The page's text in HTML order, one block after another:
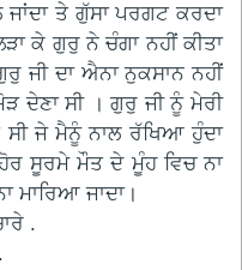
ਤੇ ਗੁੱਸਾ ਪਰਗਟ ਕਰਦਾ
ਕੇ ਗੁਰੁ ਨੇ ਚੰਗਾ ਨਹੀਂ ਕੀਤਾ
ਜੀ ਦਾ ਐਨਾ ਨੁਕਸਾਨ ਨਹੀਂ
ਦੇਣਾ ਸੀ । ਗੁਰੁ ਜੀ ਨੂੰ ਮੇਰੀ
ਸੀ ਜੇ ਮੈਨੂੰ ਨਾਲ ਰੱਖਿਆ ਹੁੰਦਾ
ਸੂਰਮੇ ਮੌਤ ਦੇ ਮੂੰਹ ਵਿਚ ਨਾ
ਮਾਰਿਆ ਜਾਦਾ।
.